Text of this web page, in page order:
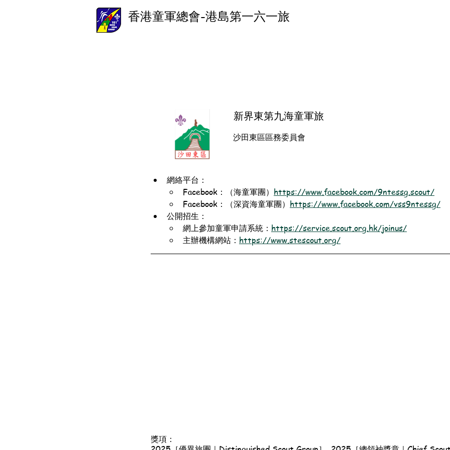
香港童軍總會-港島第一六一旅
新界東第九海童軍旅
沙田東區區務委員會
網絡平台：
Facebook：（海童軍團） https://www.facebook.com/9ntessg.scout/
Facebook：（深資海童軍團） https://www.facebook.com/vss9ntessg/
公開招生：
網上參加童軍申請系統： https://service.scout.org.hk/joinus/
主辦機構網站： https://www.stescout.org/
獎項：